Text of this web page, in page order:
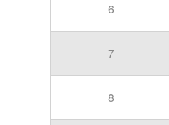
6
7
8